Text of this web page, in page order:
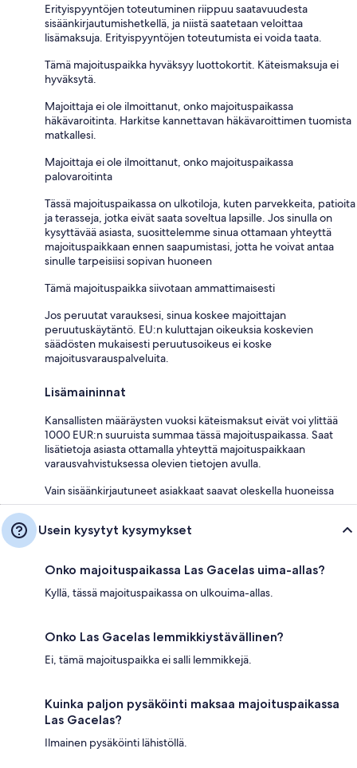
Erityispyyntöjen toteutuminen riippuu saatavuudesta
sisäänkirjautumishetkellä, ja niistä saatetaan veloittaa
lisämaksuja. Erityispyyntöjen toteutumista ei voida taata.
Tämä majoituspaikka hyväksyy luottokortit. Käteismaksuja ei
hyväksytä.
Majoittaja ei ole ilmoittanut, onko majoituspaikassa
häkävaroitinta. Harkitse kannettavan häkävaroittimen tuomista
matkallesi.
Majoittaja ei ole ilmoittanut, onko majoituspaikassa
palovaroitinta
Tässä majoituspaikassa on ulkotiloja, kuten parvekkeita, patioita
ja terasseja, jotka eivät saata soveltua lapsille. Jos sinulla on
kysyttävää asiasta, suosittelemme sinua ottamaan yhteyttä
majoituspaikkaan ennen saapumistasi, jotta he voivat antaa
sinulle tarpeisiisi sopivan huoneen
Tämä majoituspaikka siivotaan ammattimaisesti
Jos peruutat varauksesi, sinua koskee majoittajan
peruutuskäytäntö. EU:n kuluttajan oikeuksia koskevien
säädösten mukaisesti peruutusoikeus ei koske
majoitusvarauspalveluita.
Lisämaininnat
Kansallisten määräysten vuoksi käteismaksut eivät voi ylittää
1000 EUR:n suuruista summaa tässä majoituspaikassa. Saat
lisätietoja asiasta ottamalla yhteyttä majoituspaikkaan
varausvahvistuksessa olevien tietojen avulla.
Vain sisäänkirjautuneet asiakkaat saavat oleskella huoneissa
Usein kysytyt kysymykset
Onko majoituspaikassa Las Gacelas uima-allas?
Kyllä, tässä majoituspaikassa on ulkouima-allas.
Onko Las Gacelas lemmikkiystävällinen?
Ei, tämä majoituspaikka ei salli lemmikkejä.
Kuinka paljon pysäköinti maksaa majoituspaikassa
Las Gacelas?
Ilmainen pysäköinti lähistöllä.